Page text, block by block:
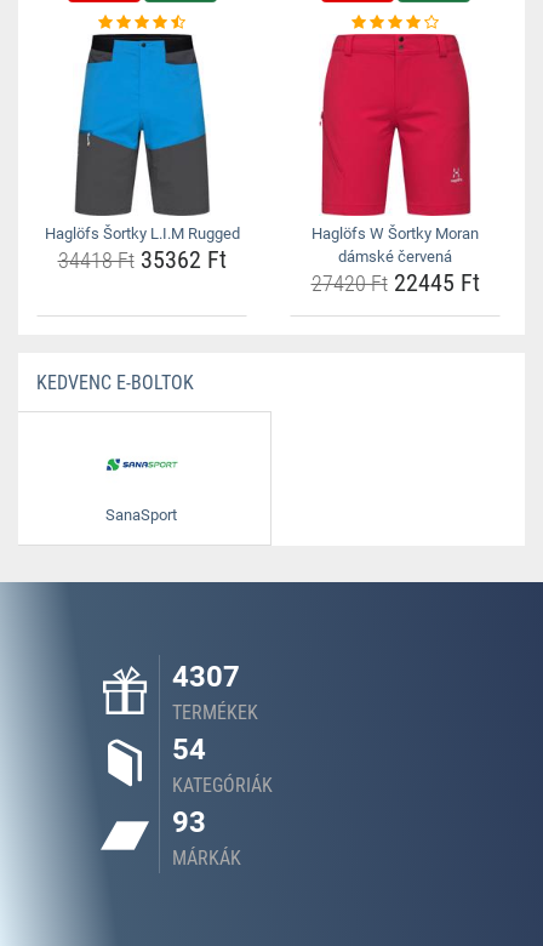
Haglöfs Šortky L.I.M Rugged
34418 Ft35362 Ft
Haglöfs W Šortky Moran
dámské červená
27420 Ft22445 Ft
KEDVENC E-BOLTOK
SanaSport
4307
TERMÉKEK
54
KATEGÓRIÁK
93
MÁRKÁK